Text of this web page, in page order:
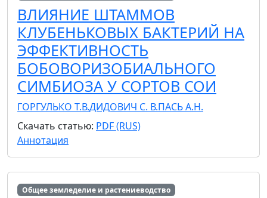
ВЛИЯНИЕ ШТАММОВ
КЛУБЕНЬКОВЫХ БАКТЕРИЙ НА
ЭФФЕКТИВНОСТЬ
БОБОВОРИЗОБИАЛЬНОГО
СИМБИОЗА У СОРТОВ СОИ
ГОРГУЛЬКО Т.В.ДИДОВИЧ С. В.ПАСЬ А.Н.
Скачать статью: PDF (RUS)
Аннотация
Общее земледелие и растениеводство